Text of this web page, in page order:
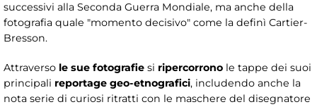
successivi alla Seconda Guerra Mondiale, ma anche della
fotografia quale "momento decisivo" come la definì Cartier-
Bresson.
Attraverso le sue fotografie si ripercorrono le tappe dei suoi
principali reportage geo-etnografici, includendo anche la
nota serie di curiosi ritratti con le maschere del disegnatore